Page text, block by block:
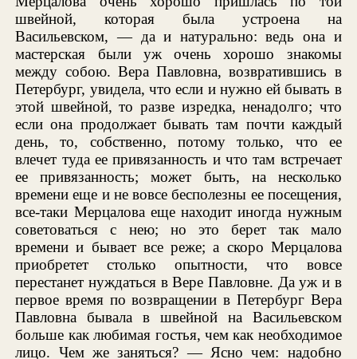
швейной, которая была устроена на
Васильевском, — да и натурально: ведь она и
мастерская были уж очень хорошо знакомы
между собою. Вера Павловна, возвратившись в
Петербург, увидела, что если и нужно ей бывать в
этой швейной, то разве изредка, ненадолго; что
если она продолжает бывать там почти каждый
день, то, собственно, потому только, что ее
влечет туда ее привязанность и что там встречает
ее привязанность; может быть, на несколько
времени еще и не вовсе бесполезны ее посещения,
все-таки Мерцалова еще находит иногда нужным
советоваться с нею; но это берет так мало
времени и бывает все реже; а скоро Мерцалова
приобретет столько опытности, что вовсе
перестанет нуждаться в Вере Павловне. Да уж и в
первое время по возвращении в Петербург Вера
Павловна бывала в швейной на Васильевском
больше как любимая гостья, чем как необходимое
лицо. Чем же заняться? — Ясно чем: надобно